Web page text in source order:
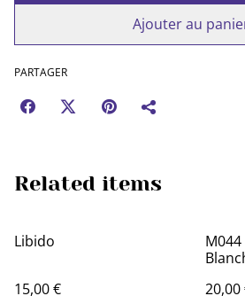
Ajouter au
PARTAGER
Related items
Libido
15,00 €
20,00